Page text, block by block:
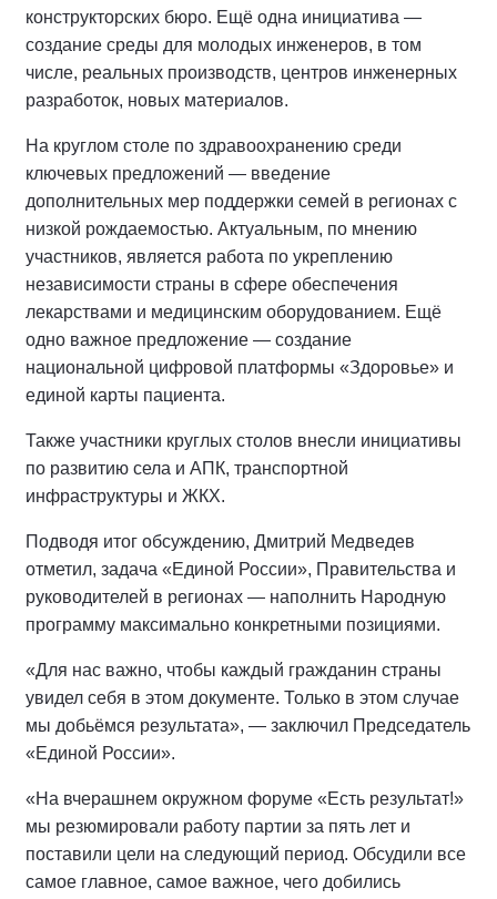
конструкторских бюро. Ещё одна инициатива —
создание среды для молодых инженеров, в том
числе, реальных производств, центров инженерных
разработок, новых материалов.
На круглом столе по здравоохранению среди
ключевых предложений — введение
дополнительных мер поддержки семей в регионах с
низкой рождаемостью. Актуальным, по мнению
участников, является работа по укреплению
независимости страны в сфере обеспечения
лекарствами и медицинским оборудованием. Ещё
одно важное предложение — создание
национальной цифровой платформы «Здоровье» и
единой карты пациента.
Также участники круглых столов внесли инициативы
по развитию села и АПК, транспортной
инфраструктуры и ЖКХ.
Подводя итог обсуждению, Дмитрий Медведев
отметил, задача «Единой России», Правительства и
руководителей в регионах — наполнить Народную
программу максимально конкретными позициями.
«Для нас важно, чтобы каждый гражданин страны
увидел себя в этом документе. Только в этом случае
мы добьёмся результата», — заключил Председатель
«Единой России».
«На вчерашнем окружном форуме «Есть результат!»
мы резюмировали работу партии за пять лет и
поставили цели на следующий период. Обсудили все
самое главное, самое важное, чего добились